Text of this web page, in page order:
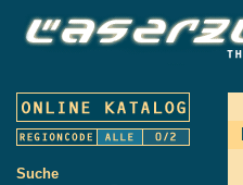
Suche